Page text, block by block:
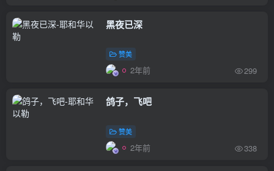
黑夜已深
赞美
2年前 299
鸽子，飞吧
赞美
2年前 338